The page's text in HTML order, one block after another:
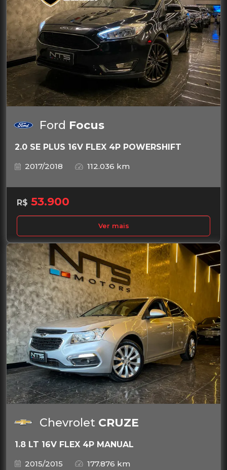
Ford Focus
2.0 SE PLUS 16V FLEX 4P POWERSHIFT
2017/2018
112.036 km
R$ 53.900
Ver mais
Chevrolet CRUZE
1.8 LT 16V FLEX 4P MANUAL
2015/2015
177.876 km